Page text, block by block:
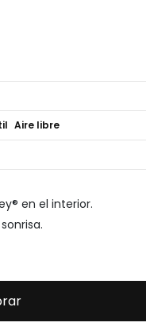
Aire libre
en el interior.